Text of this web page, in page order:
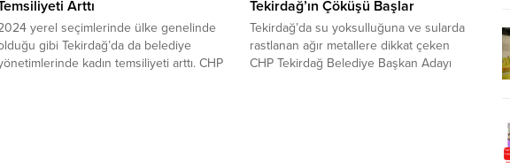
Arttı
yerel seçimlerinde ülke genelinde
gibi Tekirdağ’da da belediye
kadın temsiliyeti arttı. CHP
Tekirdağ’ın Çöküşü Başlar
Tekirdağ’da su yoksulluğuna ve sularda
rastlanan ağır metallere dikkat çeken
CHP Tekirdağ Belediye Başkan Adayı